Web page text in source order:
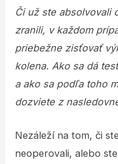
Či už ste absolvovali
zranili, v každom
priebežne zisťovať
kolena. Ako sa dá
a ako sa podľa toho
dozviete z
Nezáleží na tom, či
neoperovali, alebo